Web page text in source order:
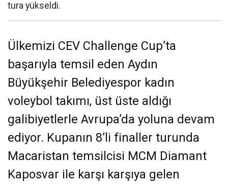
tura yükseldi.
Ülkemizi CEV Challenge Cup’ta
başarıyla temsil eden Aydın
Büyükşehir Belediyespor kadın
voleybol takımı, üst üste aldığı
galibiyetlerle Avrupa’da yoluna devam
ediyor. Kupanın 8’li finaller turunda
Macaristan temsilcisi MCM Diamant
Kaposvar ile karşı karşıya gelen